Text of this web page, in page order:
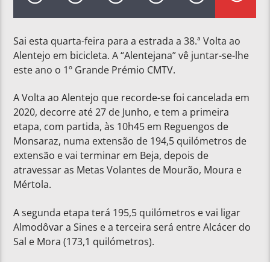
Sai esta quarta-feira para a estrada a 38.ª Volta ao
Alentejo em bicicleta. A “Alentejana” vê juntar-se-lhe
este ano o 1º Grande Prémio CMTV.
A Volta ao Alentejo que recorde-se foi cancelada em
2020, decorre até 27 de Junho, e tem a primeira
etapa, com partida, às 10h45 em Reguengos de
Monsaraz, numa extensão de 194,5 quilómetros de
extensão e vai terminar em Beja, depois de
atravessar as Metas Volantes de Mourão, Moura e
Mértola.
A segunda etapa terá 195,5 quilómetros e vai ligar
Almodôvar a Sines e a terceira será entre Alcácer do
Sal e Mora (173,1 quilómetros).